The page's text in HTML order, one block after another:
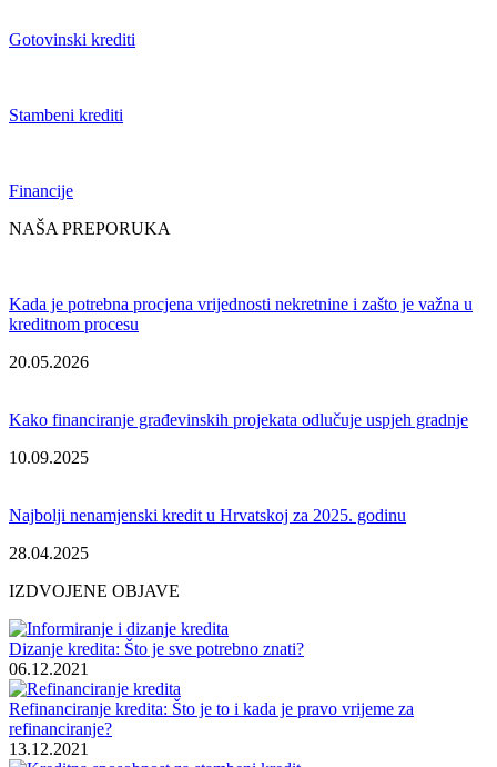
Gotovinski krediti
Stambeni krediti
Financije
NAŠA PREPORUKA
Kada je potrebna procjena vrijednosti nekretnine i zašto je važna u
kreditnom procesu
20.05.2026
Kako financiranje građevinskih projekata odlučuje uspjeh gradnje
10.09.2025
Najbolji nenamjenski kredit u Hrvatskoj za 2025. godinu
28.04.2025
IZDVOJENE OBJAVE
Dizanje kredita: Što je sve potrebno znati?
06.12.2021
Refinanciranje kredita: Što je to i kada je pravo vrijeme za
refinanciranje?
13.12.2021